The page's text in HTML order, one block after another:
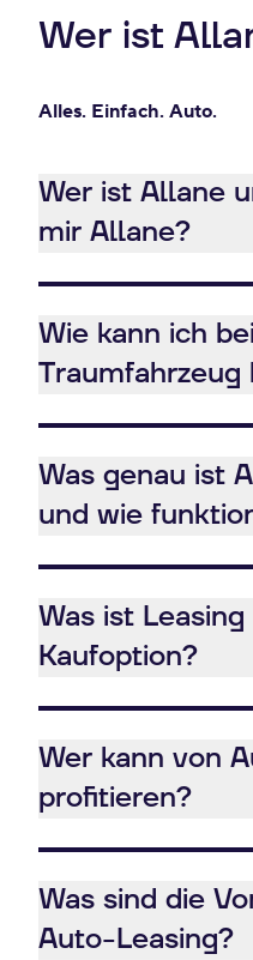
Wer ist
Alles. Einfach. Auto.
Wer ist Allane
mir Allane?
Wie kann ich
Was genau ist
und wie
Was ist
Kaufoption?
Wer kann von
profitieren?
Was sind die
Auto-Leasing?